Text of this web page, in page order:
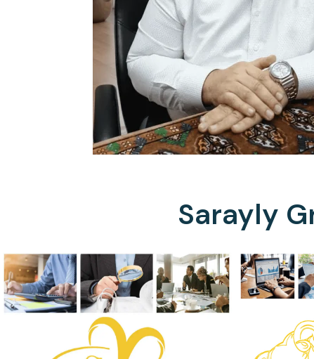
Sarayly